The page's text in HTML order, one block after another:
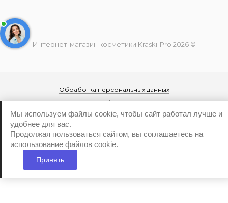
Интернет-магазин косметики Kraski-Pro 2026 ©
Обработка персональных данных
Политика конфиденциальности
Мы используем файлы cookie, чтобы сайт работал лучше и
удобнее для вас.
Продолжая пользоваться сайтом, вы соглашаетесь на
использование файлов cookie.
Принять